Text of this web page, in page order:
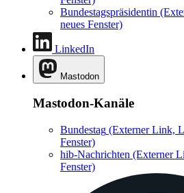
Bundestagspräsidentin
neues Fenster)
LinkedIn
Mastodon
Mastodon-Kanäle
Bundestag (Externer Link,
Fenster)
hib-Nachrichten (Externer
Fenster)